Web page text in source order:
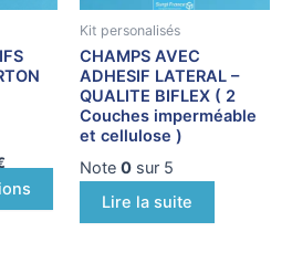
Les
options
peuvent
être
choisies
la
Kit personalisés
CHAMPS AVEC
ADHESIF LATERAL –
QUALITE BIFLEX ( 2
Couches imperméable
et cellulose )
Note 0sur 5
Lire la suite